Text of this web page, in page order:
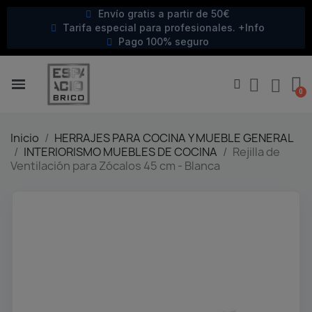
Envío gratis a partir de 50€
Tarifa especial para profesionales. +Info
Pago 100% seguro
Inicio
HERRAJES PARA COCINA Y MUEBLE GENERAL
INTERIORISMO MUEBLES DE COCINA
Rejilla de
Ventilación para Zócalos 45 cm - Blanca